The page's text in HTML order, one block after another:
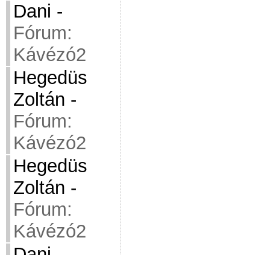
Dani -
Fórum:
Kávézó2
Hegedüs
Zoltán -
Fórum:
Kávézó2
Hegedüs
Zoltán -
Fórum:
Kávézó2